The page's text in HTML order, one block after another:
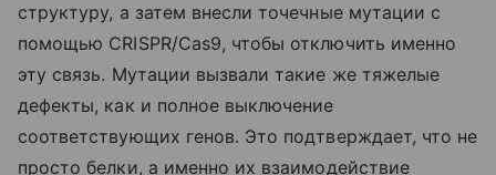
структуру, а затем внесли точечные мутации с
помощью CRISPR/Cas9, чтобы отключить именно
эту связь. Мутации вызвали такие же тяжелые
дефекты, как и полное выключение
соответствующих генов. Это подтверждает, что не
просто белки, а именно их взаимодействие